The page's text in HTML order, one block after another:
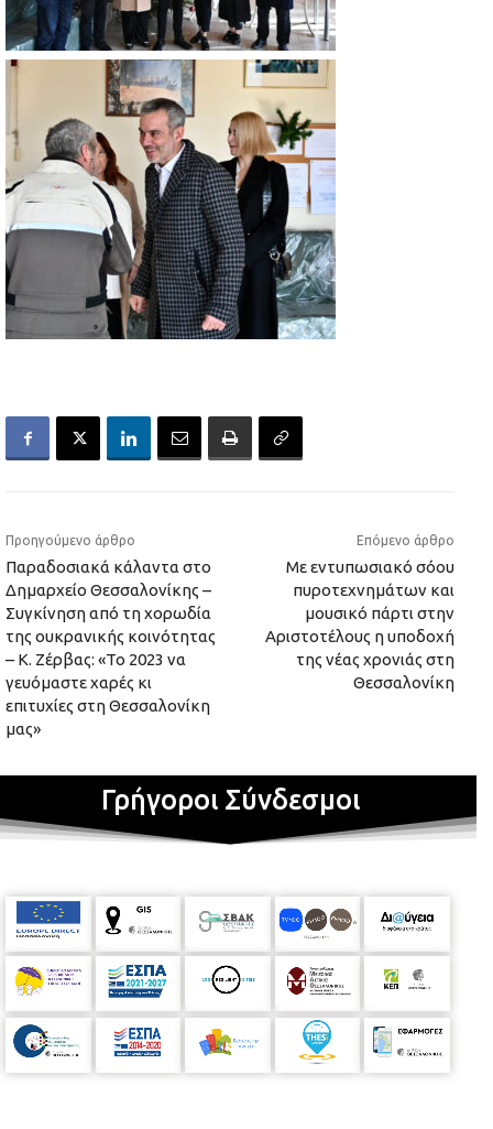
Προηγούμενο άρθρο
Παραδοσιακά κάλαντα στο
Δημαρχείο Θεσσαλονίκης –
Συγκίνηση από τη χορωδία
της ουκρανικής κοινότητας
– Κ. Ζέρβας: «Το 2023 να
γευόμαστε χαρές κι
επιτυχίες στη Θεσσαλονίκη
μας»
Επόμενο άρθρο
Με εντυπωσιακό σόου
πυροτεχνημάτων και
μουσικό πάρτι στην
Αριστοτέλους η υποδοχή
της νέας χρονιάς στη
Θεσσαλονίκη
Γρήγοροι Σύνδεσμοι